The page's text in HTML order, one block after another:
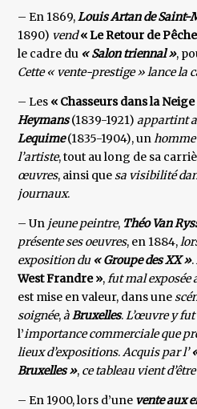
– En 1869,Louis Artan de Saint-
1890) vend« Le Retour de
le cadre du « Salon triennal »,
Cette « vente-prestige » lance la
– Les « Chasseurs dans la Neige
Heymans(1839-1921)appartint
Lequime(1835-1904), un
l’artiste, tout au long de sa
œuvres, ainsi quesa visibilité
journaux.
– Un jeune peintre, Théo Van
présente ses oeuvres, en 1884,
exposition du « Groupe des XX ».
West Frandre »,fut mal exposée
est mise en valeur, dans une
soignée,àBruxelles.L’œuvre y
l’importance commerciale que
lieux d’expositions.Acquis par l’
Bruxelles », ce tableau vient
– En 1900, lors d’une vente aux